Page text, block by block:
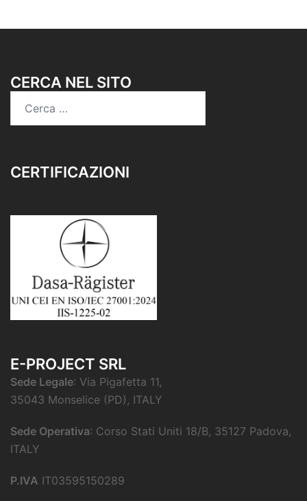
CERCA NEL SITO
CERTIFICAZIONI
E-PROJECT SRL
Sede Legale: Via Pigafetta 11,
35043 Monselice (PD), ITALY
Sede Operativa: Corso Stati Uniti 18/B, 35127 Padova,
ITALY
P.IVA IT03595150289